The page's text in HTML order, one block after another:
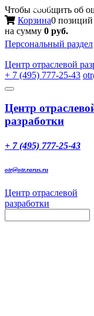
Чтобы сообщить об
Корзина0 позиций
на сумму 0 руб.
Персональный раздел
Центр отраслевой
+ 7 (495) 777-25-43
Toggle
Меню
Центр
разработки
+ 7 (495) 777-25-43
otr@otr.rarus.ru
Центр отраслевой
разработки